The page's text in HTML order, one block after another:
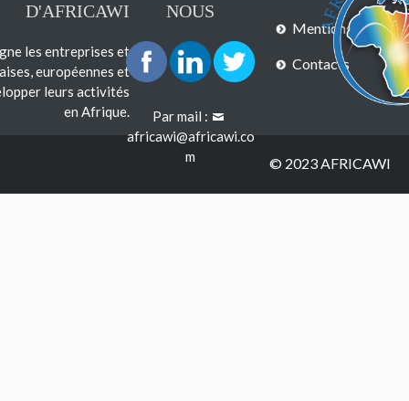
D'AFRICAWI
les entreprises et
européennes et
leurs activités
en Afrique.
NOUS
Par mail :
africawi@africawi.co
m
Mentions légales
Contacts
© 2023 AFRICAWI